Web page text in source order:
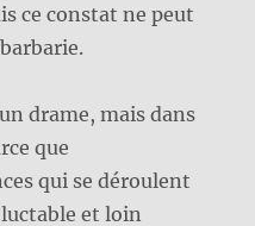
ce constat ne peut
drame, mais dans
que
qui se déroulent
et loin